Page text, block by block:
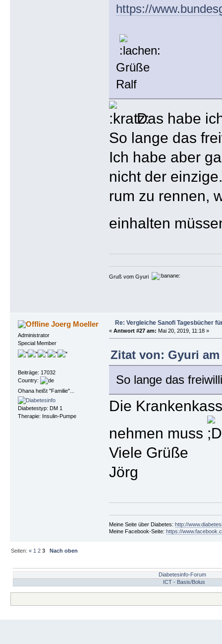
https://
Grüße
Ralf
Das habe
So lange das
Ich habe aber
nicht der
rum zu rennen,
einhalten
Gruß vom Gyuri
Joerg Moeller
Administrator
Special Member
Beiträge: 17032
Country:
Ohana heißt "Familie"...
Diabetestyp: DM 1
Therapie: Insulin-Pumpe
Re: Vergleiche Sanofi Tagesbücher
« Antwort #27 am: Mai 20, 2019, 11:18 »
Zitat von: Gyuri am
So lange das
Die
nehmen muss
Viele Grüße
Jörg
Meine Seite über Diabetes: http://
Meine Facebook-Seite: https://
Seiten:« 1 2 3 Nach oben
Diabetesinfo-Forum
ICT - Basis/Bolus